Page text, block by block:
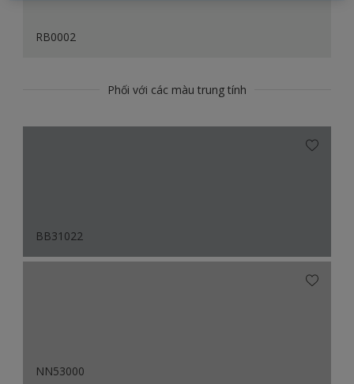
RB0002
Phối với các màu trung tính
BB31022
NN53000